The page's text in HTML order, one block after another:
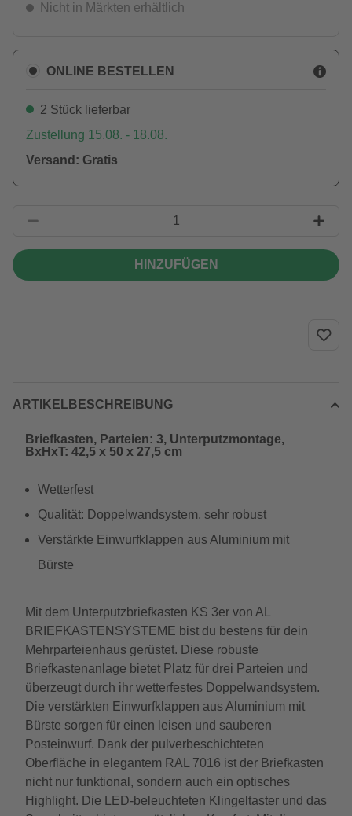
Nicht in Märkten erhältlich
ONLINE BESTELLEN
2 Stück lieferbar
Zustellung 15.08. - 18.08.
Versand: Gratis
HINZUFÜGEN
ARTIKELBESCHREIBUNG
Briefkasten, Parteien: 3, Unterputzmontage,
BxHxT: 42,5 x 50 x 27,5 cm
Wetterfest
Qualität: Doppelwandsystem, sehr robust
Verstärkte Einwurfklappen aus Aluminium mit
Bürste
Mit dem Unterputzbriefkasten KS 3er von AL
BRIEFKASTENSYSTEME bist du bestens für dein
Mehrparteienhaus gerüstet. Diese robuste
Briefkastenanlage bietet Platz für drei Parteien und
überzeugt durch ihr wetterfestes Doppelwandsystem.
Die verstärkten Einwurfklappen aus Aluminium mit
Bürste sorgen für einen leisen und sauberen
Posteinwurf. Dank der pulverbeschichteten
Oberfläche in elegantem RAL 7016 ist der Briefkasten
nicht nur funktional, sondern auch ein optisches
Highlight. Die LED-beleuchteten Klingeltaster und das